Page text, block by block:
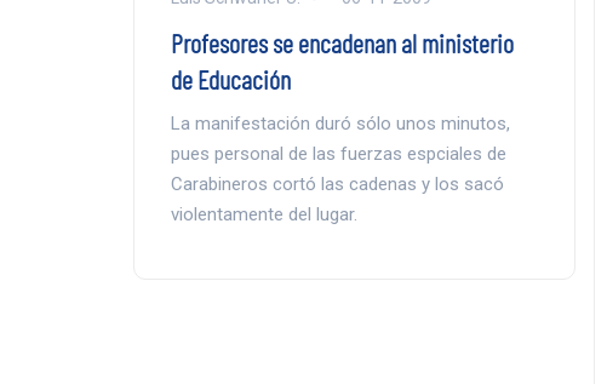
Profesores se encadenan al ministerio
de Educación
La manifestación duró sólo unos minutos,
pues personal de las fuerzas espciales de
Carabineros cortó las cadenas y los sacó
violentamente del lugar.